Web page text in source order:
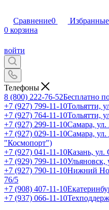
Сравнение0
0 корзина
войти
Телефоны
8 (800) 222-76-52Бесплатно
+7 (927) 799-11-10Тольятти,
+7 (927) 764-11-10Тольятти,
+7 (927) 299-11-10Самара,
+7 (927) 029-11-10Самара,
"Космопорт")
+7 (927) 041-11-10Казань, ул.
+7 (929) 799-11-10Ульяновск,
+7 (927) 790-11-10Нижний
76/5
+7 (908) 407-11-10
+7 (937) 066-11-10